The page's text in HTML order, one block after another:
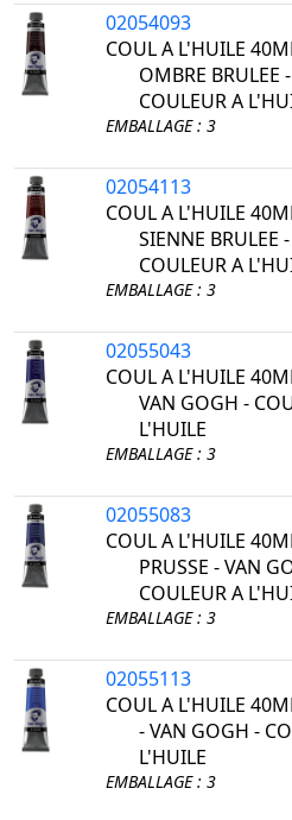
02054093
COUL A L'HUILE
OMBRE BRULEE
COULEUR A
EMBALLAGE : 3
02054113
COUL A L'HUILE
SIENNE BRULEE
COULEUR A
EMBALLAGE : 3
02055043
COUL A L'HUILE
VAN GOGH -
L'HUILE
EMBALLAGE : 3
02055083
COUL A L'HUILE
PRUSSE - VAN
COULEUR A
EMBALLAGE : 3
02055113
COUL A L'HUILE
- VAN GOGH -
L'HUILE
EMBALLAGE : 3